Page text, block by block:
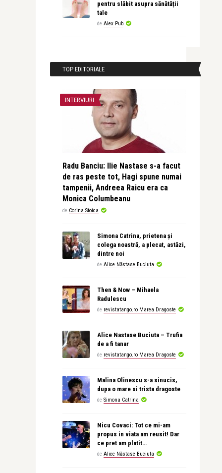
pentru slăbit asupra sănătății
tale
de Alex Pub
TOP EDITORIALE
INTERVIURI
Radu Banciu: Ilie Nastase s-a facut
de ras peste tot, Hagi spune numai
tampenii, Andreea Raicu era ca
Monica Columbeanu
de Corina Stoica
Simona Catrina, prietena și
colega noastră, a plecat, astăzi,
dintre noi
de Alice Năstase Buciuta
Then & Now – Mihaela
Radulescu
de revistatango.ro Marea Dragoste
Alice Nastase Buciuta – Trufia
de a fi tanar
de revistatango.ro Marea Dragoste
Malina Olinescu s-a sinucis,
dupa o mare si trista dragoste
de Simona Catrina
Nicu Covaci: Tot ce mi-am
propus in viata am reusit! Dar
ce pret am platit…
de Alice Năstase Buciuta